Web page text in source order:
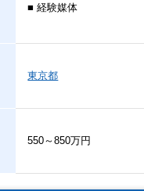
■ 経験媒体
東京都
550～850万円